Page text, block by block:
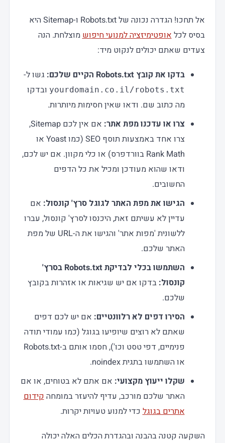
אל תחכו! הגדרה נכונה של Robots.txt ו-Sitemap היא
בסיס לכלאופטימיזציה למנועי חיפושמוצלחת. הנה
צעדים שאתם יכולים לנקוט מיד:
בדקו את קובץ Robots.txt הקיים שלכם: גשו ל-
yourdomain.co.il/robots.txtובדקו
מה כתוב שם. ודאו שאין חסימות מיותרות.
צרו או עדכנו מפת אתר:
אם אין לכם Sitemap,
צרו אחד באמצעות תוסף SEO (כמו Yoast או
Rank Math בוורדפרס) או כלי מקוון. אם יש לכם,
ודאו שהוא מעודכן ומכיל את כל הדפים
החשובים.
הגישו את מפת האתר לגוגל סרץ' קונסול:אם
עדיין לא עשיתם זאת, היכנסו לסרץ' קונסול, עברו
ללשונית 'מפות אתר' והגישו את ה-URL של מפת
האתר שלכם.
השתמשו בכלי לבדיקת Robots.txt בסרץ'
קונסול:בדקו אם יש שגיאות או אזהרות בקובץ
שלכם.
הסירו דפים לא רלוונטיים:אם יש לכם דפים
שאתם לא רוצים שיופיעו בגוגל (כמו עמודי תודה
פנימיים, דפי טסט וכו'), חסמו אותם ב-Robots.txt
או השתמשו בתגית noindex.
שקלו ייעוץ מקצועי:אם אתם לא בטוחים, או אם
האתר שלכם מורכב, עדיף להיעזר במומחהקידום
אתרים בגוגלכדי למנוע טעויות יקרות.
השקעה קטנה בהבנה ובהגדרת הכלים האלה יכולה